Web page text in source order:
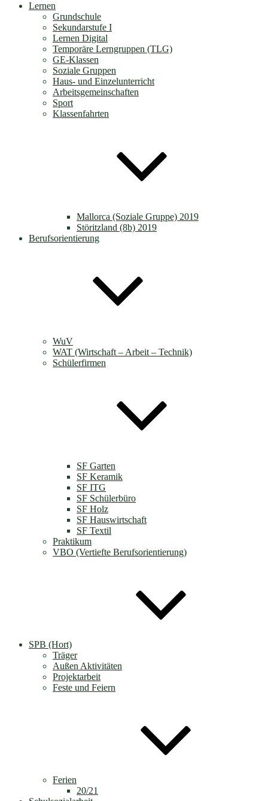
Lernen
Grundschule
Sekundarstufe I
Lernen Digital
Temporäre Lerngruppen (TLG)
GE-Klassen
Soziale Gruppen
Haus- und Einzelunterricht
Arbeitsgemeinschaften
Sport
Klassenfahrten
Mallorca (Soziale Gruppe) 2019
Störitzland (8b) 2019
Berufsorientierung
WuV
WAT (Wirtschaft – Arbeit – Technik)
Schülerfirmen
SF Garten
SF Keramik
SF ITG
SF Schülerbüro
SF Holz
SF Hauswirtschaft
SF Textil
Praktikum
VBO (Vertiefte Berufsorientierung)
SPB (Hort)
Träger
Außen Aktivitäten
Projektarbeit
Feste und Feiern
Ferien
20/21